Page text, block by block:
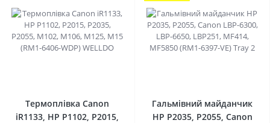
Термоплівка Canon
iR1133, HP P1102, P2015,
Гальмівний майданчик
HP P2035, P2055, Canon